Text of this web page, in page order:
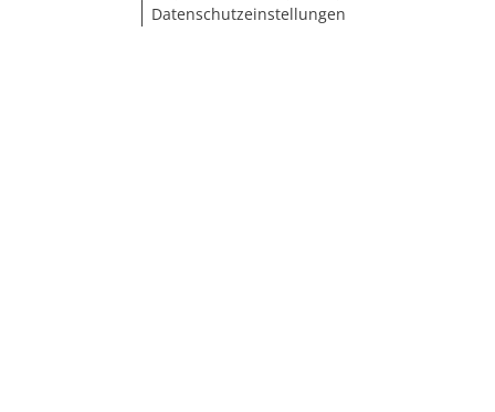
Datenschutzeinstellungen